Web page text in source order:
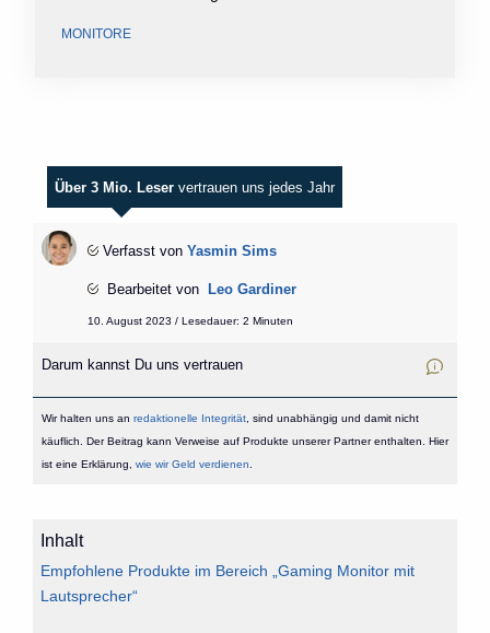
MONITORE
Über 3 Mio. Leser vertrauen uns jedes Jahr
Verfasst von Yasmin Sims
Bearbeitet von Leo Gardiner
10. August 2023 / Lesedauer: 2 Minuten
Darum kannst Du uns vertrauen
Wir halten uns an redaktionelle Integrität, sind unabhängig und damit nicht
käuflich. Der Beitrag kann Verweise auf Produkte unserer Partner enthalten. Hier
ist eine Erklärung, wie wir Geld verdienen
Inhalt
Empfohlene Produkte im Bereich „Gaming Monitor mit
Lautsprecher“